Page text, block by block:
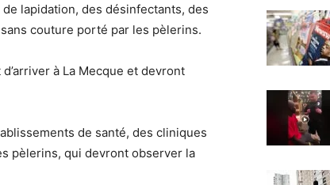
lapidation, des désinfectants, des
couture porté par les pèlerins.
à La Mecque et devront
de santé, des cliniques
pèlerins, qui devront observer la